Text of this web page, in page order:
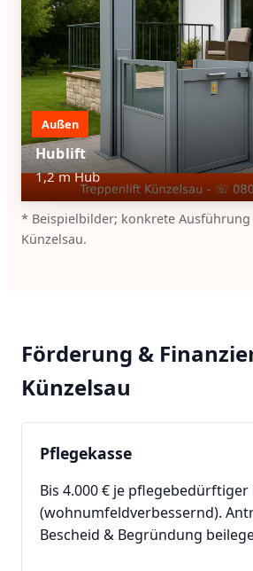
Außen
Hublift
1,2 m Hub
* Beispielbilder; konkrete Ausführung
Künzelsau.
Förderung &
Künzelsau
Pflegekasse
Bis 4.000 € je pflegebedürftiger
(wohnumfeldverbessernd).
Bescheid & Begründung